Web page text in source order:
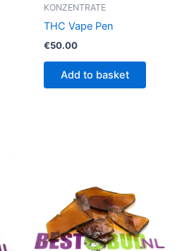
KONZENTRATE
THC Vape Pen
€50.00
Add to basket